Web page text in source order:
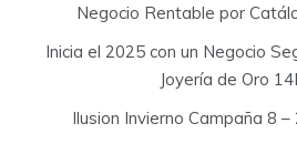
Negocio Rentable por
Inicia el 2025 con un Negocio
Joyería de Oro
Ilusion Invierno Campaña 8